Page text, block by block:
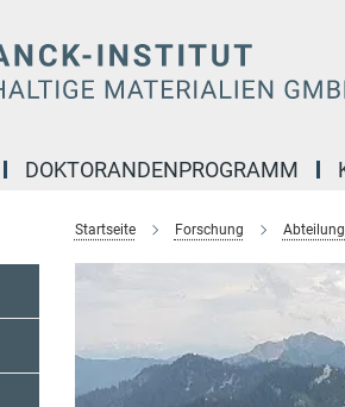
DOKTORANDENPROGRAMM
Startseite Forschung